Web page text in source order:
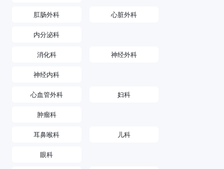
肛肠外科 心脏外科
内分泌科
消化科 神经外科
神经内科
心血管外科 妇科
肿瘤科
耳鼻喉科 儿科
眼科